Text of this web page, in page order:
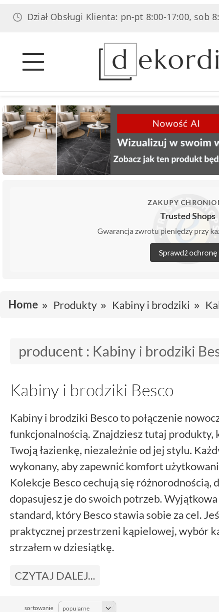
Dział Obsługi Klienta: pn-pt 8:00-17:00, sob 8:00-
ZAKUPY
Trusted Shops
Gwarancja zwrotu pieniędzy przy
Sprawdź ochronę
Home Produkty Kabiny i brodziki
producent : Kabiny i brodziki
Kabiny i brodziki Besco
Kabiny i brodziki Besco to połączenie
funkcjonalnością. Znajdziesz tutaj produkty,
Twoją łazienkę, niezależnie od jej stylu.
wykonany, aby zapewnić komfort
Kolekcje Besco cechują się różnorodnością,
dopasujesz je do swoich potrzeb.
standard, który Besco stawia sobie za cel.
praktycznej przestrzeni kąpielowej, wybór
strzałem w dziesiątkę.
CZYTAJ DALEJ...
sortowanie